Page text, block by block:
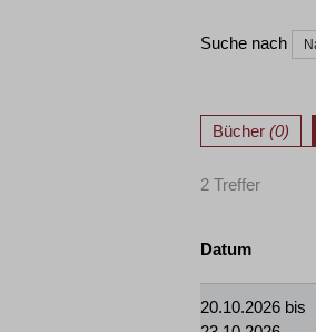
Suche nach
Bücher (0)
2 Treffer
Datum
20.10.2026 bis